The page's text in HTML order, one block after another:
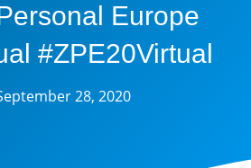
Europe
#ZPE20Virtual
28, 2020